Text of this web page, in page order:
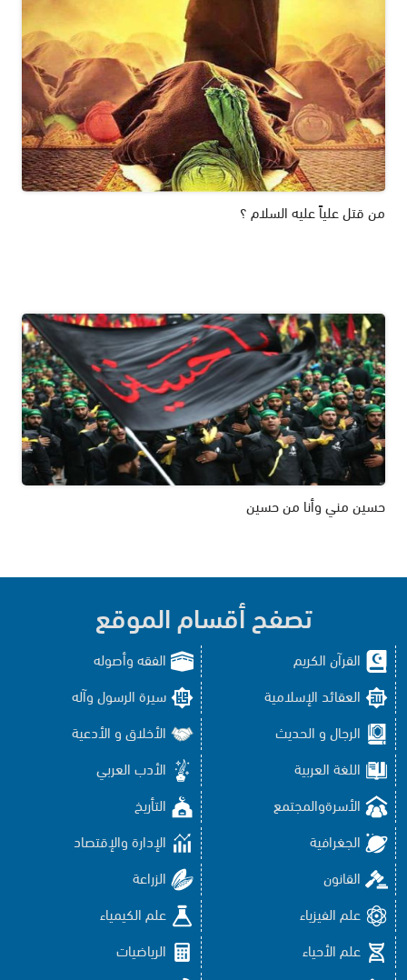
من قتل علياً عليه السلام ؟
حسين مني وأنا من حسين
تصفح أقسام الموقع
القرآن الكريم
الفقه وأصوله
العقائد الإسلامية
سيرة الرسول وآله
الرجال و الحديث
الأخلاق و الأدعية
اللغة العربية
الأدب العربي
الأسرةوالمجتمع
التأريخ
الجغرافية
الإدارة والإقتصاد
القانون
الزراعة
علم الفيزياء
علم الكيمياء
علم الأحياء
الرياضيات